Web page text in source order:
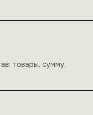
товары, сумму,